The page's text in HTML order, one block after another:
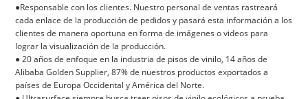
●Responsable con los clientes. Nuestro personal de ventas rastreará
cada enlace de la producción de pedidos y pasará esta información a los
clientes de manera oportuna en forma de imágenes o videos para
lograr la visualización de la producción.
● 20 años de enfoque en la industria de pisos de vinilo, 14 años de
Alibaba Golden Supplier, 87% de nuestros productos exportados a
países de Europa Occidental y América del Norte.